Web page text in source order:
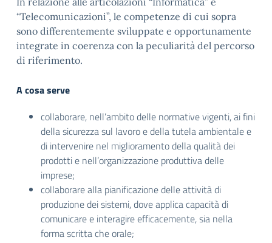
“Telecomunicazioni”, le competenze di cui sopra
sono differentemente sviluppate e opportunamente
integrate in coerenza con la peculiarità del percorso
di riferimento.
A cosa serve
collaborare, nell’ambito delle normative vigenti, ai fini
della sicurezza sul lavoro e della tutela ambientale e
di intervenire nel miglioramento della qualità dei
prodotti e nell’organizzazione produttiva delle
imprese;
collaborare alla pianificazione delle attività di
produzione dei sistemi, dove applica capacità di
comunicare e interagire efficacemente, sia nella
forma scritta che orale;